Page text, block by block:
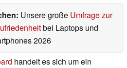
Unsere große Umfrage zur
bei Laptops und
2026
handelt es sich um ein